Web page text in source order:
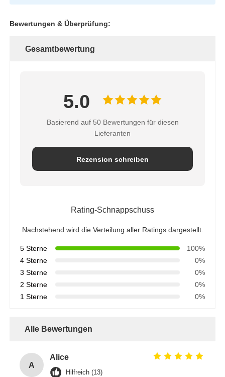
Bewertungen & Überprüfung:
Gesamtbewertung
5.0
Basierend auf 50 Bewertungen für diesen
Lieferanten
Rezension schreiben
Rating-Schnappschuss
Nachstehend wird die Verteilung aller Ratings dargestellt.
5 Sterne
100%
4 Sterne
0%
3 Sterne
0%
2 Sterne
0%
1 Sterne
0%
Alle Bewertungen
A
Alice
Hilfreich (13)